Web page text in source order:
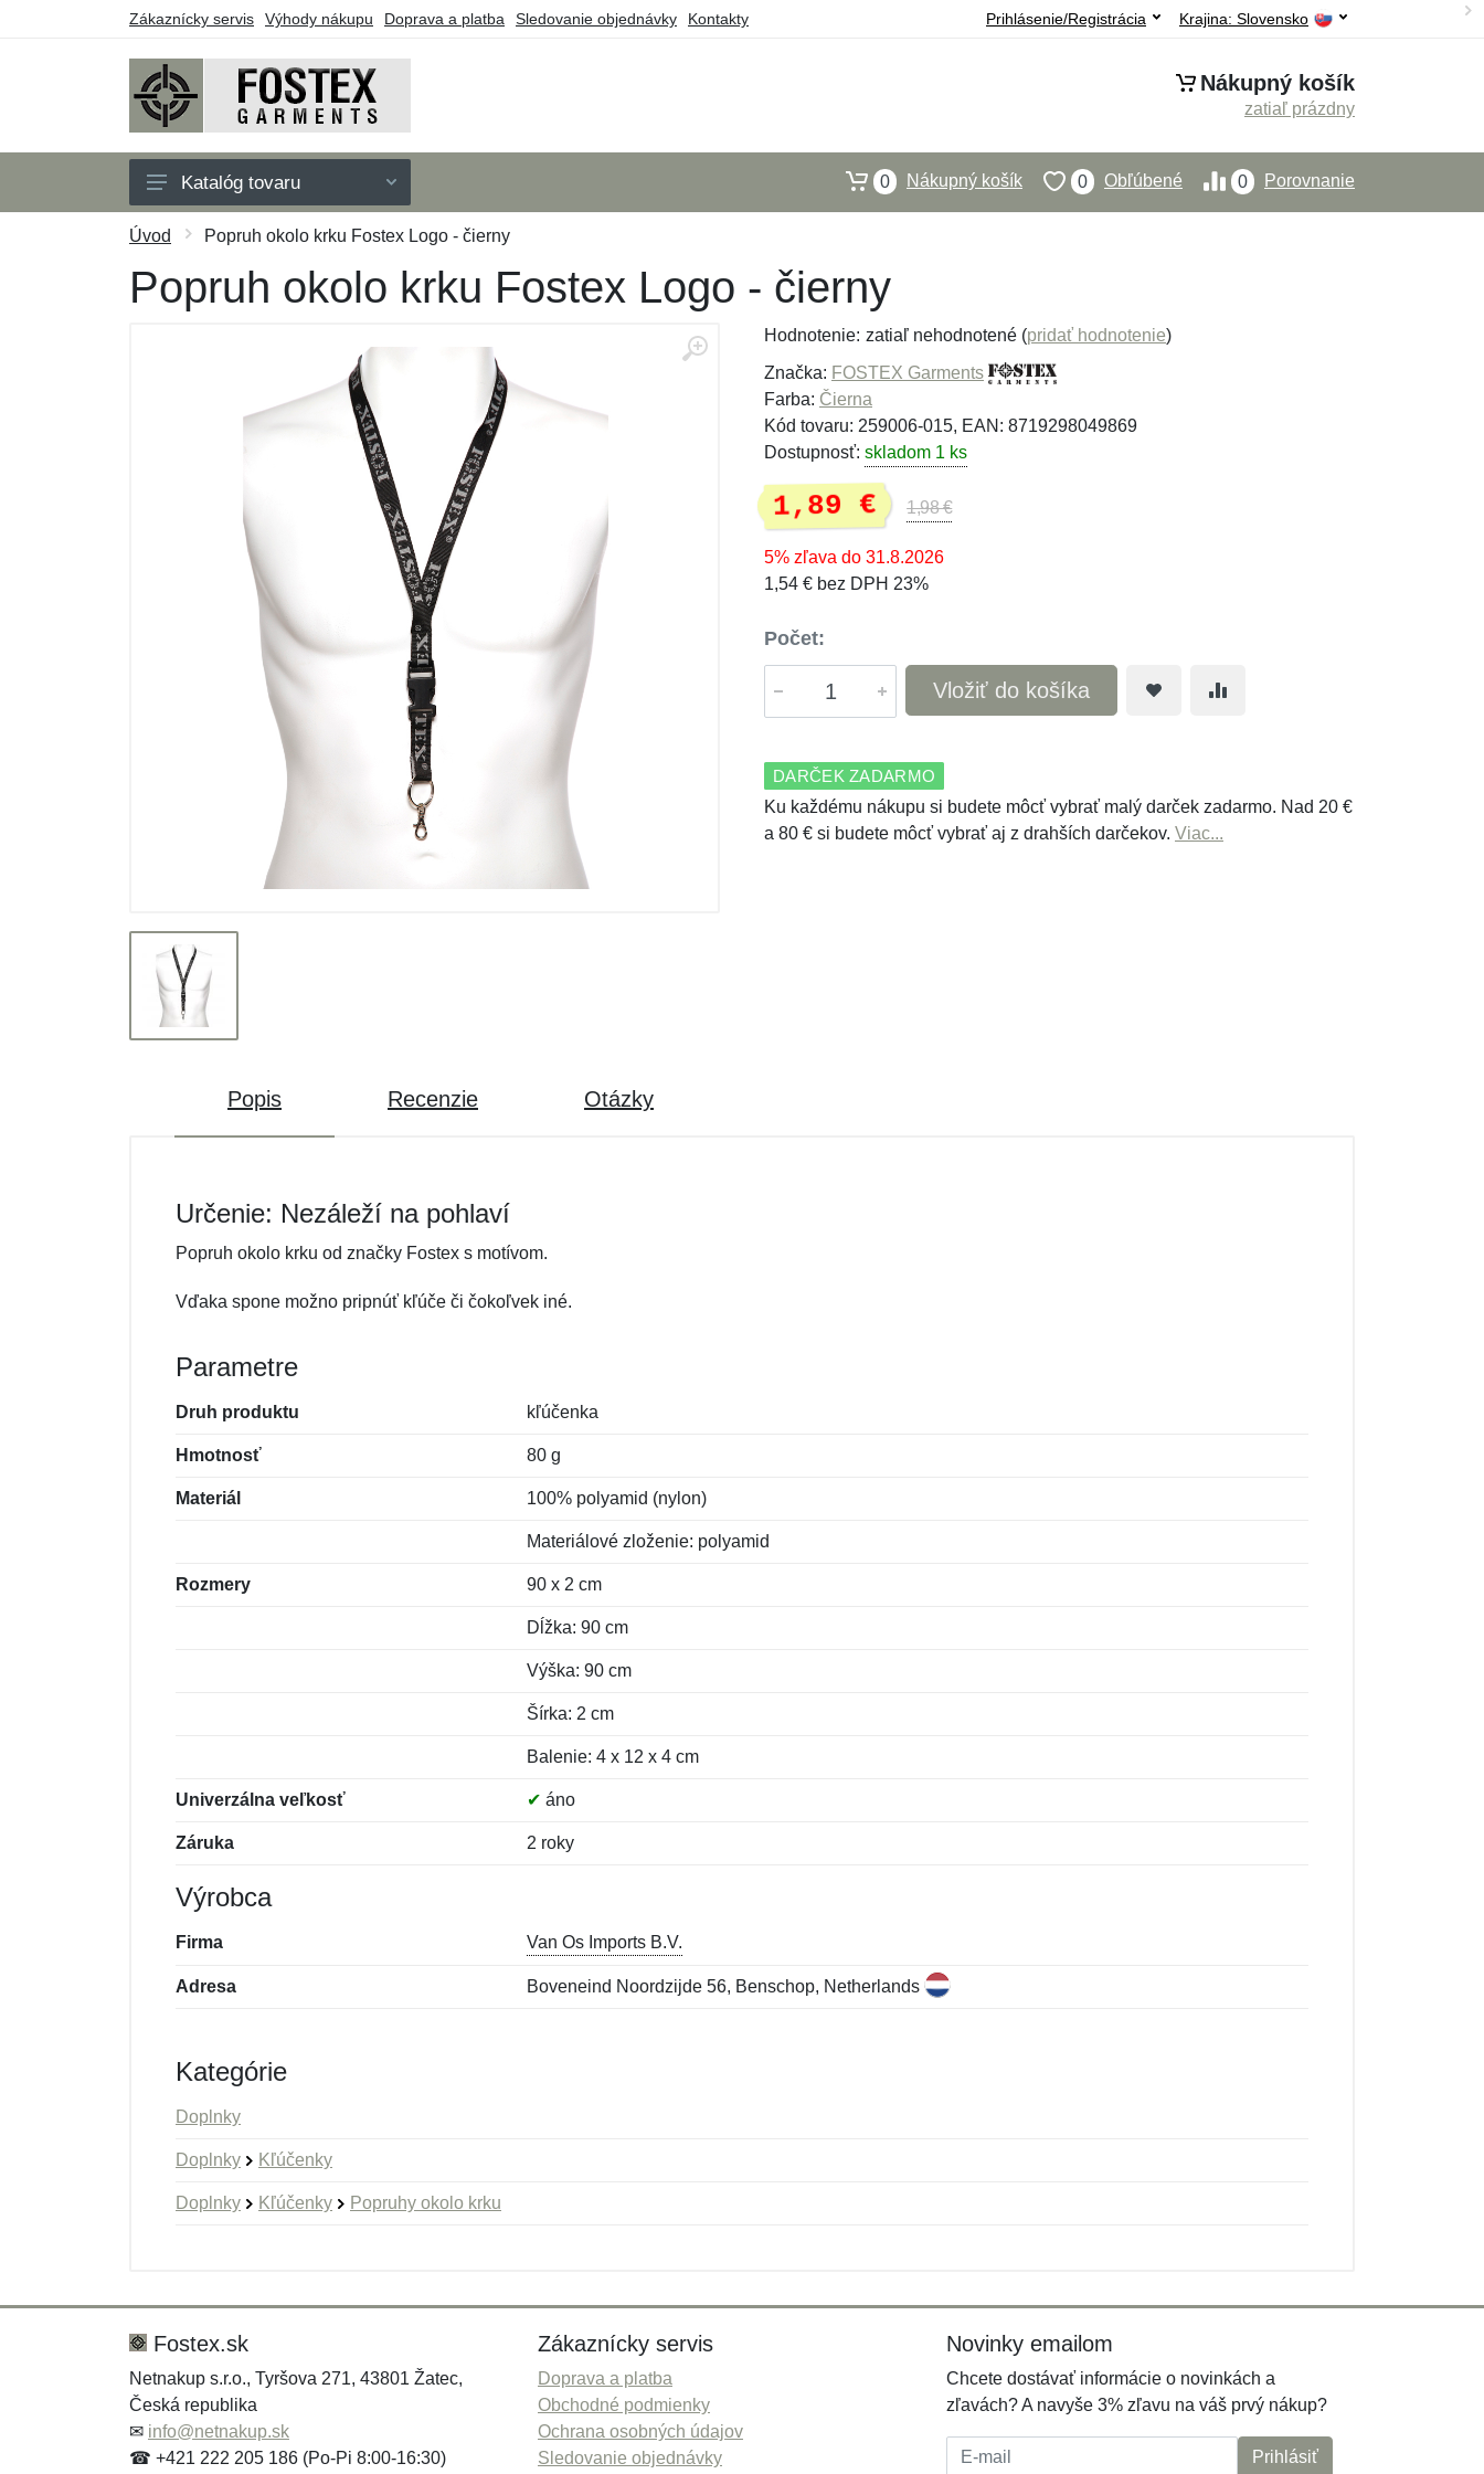
Zákaznícky servis Výhody nákupu Doprava a platba Sledovanie objednávky Kontakty Krajina: Slovensko
Prihlásenie/Registrácia
Nákupný košík
zatiaľ prázdny
Pánske
Detské
Doplnky
Katalóg tovaru 0 Porovnanie
0 Obľúbené
0 Nákupný košík
Úvod Popruh okolo krku Fostex Logo - čierny
Popruh okolo krku Fostex Logo - čierny
Hodnotenie: zatiaľ nehodnotené (pridať hodnotenie)
Značka: FOSTEX Garments
Farba: Čierna
Kód tovaru: 259006-015, EAN: 8719298049869
Dostupnosť: skladom 1 ks
1,89 € 1,98 €
5% zľava do 31.8.2026
1,54 € bez DPH 23%
Počet:
Vložiť do košíka
DARČEK ZADARMO
Ku každému nákupu si budete môcť vybrať malý darček zadarmo. Nad 20 €
a 80 € si budete môcť vybrať aj z drahších darčekov. Viac...
Popis Recenzie Otázky
Určenie: Nezáleží na pohlaví
Popruh okolo krku od značky Fostex s motívom.
Vďaka spone možno pripnúť kľúče či čokoľvek iné.
Parametre
Druh produktu kľúčenka
Hmotnosť 80 g
Materiál 100% polyamid (nylon)
Materiálové zloženie: polyamid
Rozmery 90 x 2 cm
Dĺžka: 90 cm
Výška: 90 cm
Šírka: 2 cm
Balenie: 4 x 12 x 4 cm
Univerzálna veľkosť ✔ áno
Záruka 2 roky
Výrobca
Firma Van Os Imports B.V.
Adresa Boveneind Noordzijde 56, Benschop, Netherlands
Kategórie
Doplnky
Doplnky Kľúčenky
Doplnky Kľúčenky Popruhy okolo krku
Správa*
Správa*
Fostex.sk
Netnakup s.r.o., Tyršova 271, 43801 Žatec,
Česká republika
✉ info@netnakup.sk
☎ +421 222 205 186 (Po-Pi 8:00-16:30)
Zákaznícky servis
Doprava a platba
Obchodné podmienky
Ochrana osobných údajov
Sledovanie objednávky
Novinky emailom
Chcete dostávať informácie o novinkách a
zľavách? A navyše 3% zľavu na váš prvý nákup?
E-mail: Prihlásiť